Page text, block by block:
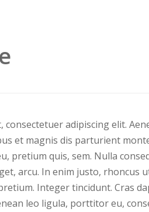
adipiscing elit.
et magnis dis parturient
pretium quis, sem. Nulla
arcu. In enim justo, rhoncus
Integer tincidunt. Cras
leo ligula, porttitor eu,